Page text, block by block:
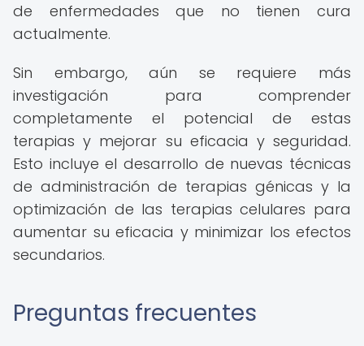
de enfermedades que no tienen cura
actualmente.
Sin embargo, aún se requiere más
investigación para comprender
completamente el potencial de estas
terapias y mejorar su eficacia y seguridad.
Esto incluye el desarrollo de nuevas técnicas
de administración de terapias génicas y la
optimización de las terapias celulares para
aumentar su eficacia y minimizar los efectos
secundarios.
Preguntas frecuentes